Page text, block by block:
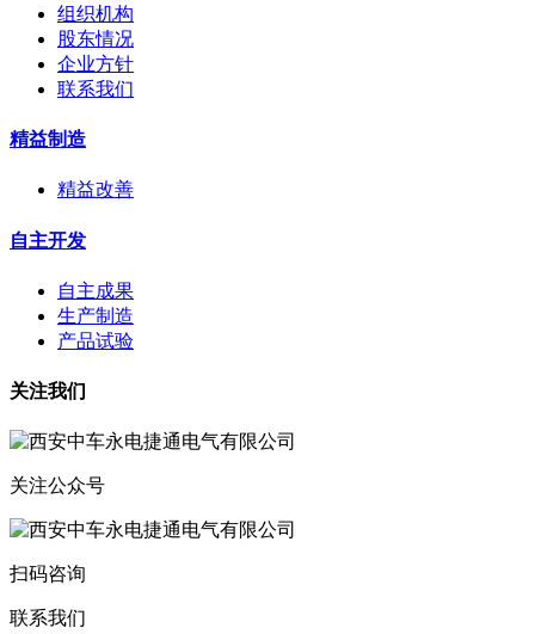
组织机构
股东情况
企业方针
联系我们
精益制造
精益改善
自主开发
自主成果
生产制造
产品试验
关注我们
关注公众号
扫码咨询
联系我们